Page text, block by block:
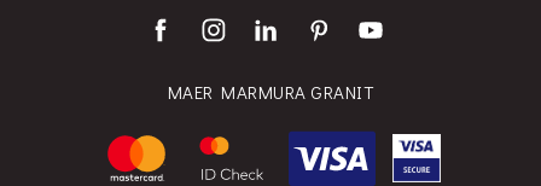
MAER MARMURA GRANIT